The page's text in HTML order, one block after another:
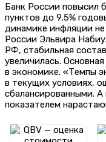
Банк России повысил
пунктов до 9,5%
динамике инфляции
России Эльвира
РФ, стабильная
увеличилась.
в экономике. «Темпы
в текущих условиях,
сбалансированными.
показателем